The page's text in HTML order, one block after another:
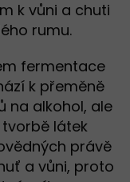
k vůni a chuti
rumu.
fermentace
k přeměně
na alkohol, ale
látek
právě
a vůni, proto